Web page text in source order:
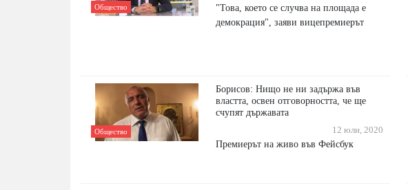
Общество
"Това, което се случва на площада е
демокрация", заяви вицепремиерът
Общество
Борисов: Нищо не ни задържа във
властта, освен отговорността, че ще
счупят държавата
12 юли, 2020
Премиерът на живо във Фейсбук